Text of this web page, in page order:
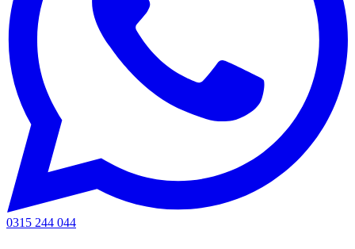
0315 244 044